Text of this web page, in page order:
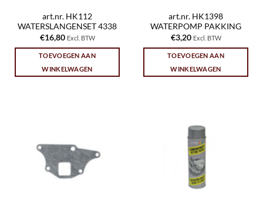
art.nr. HK112
WATERSLANGENSET 4338
€16,80 Excl. BTW
TOEVOEGEN AAN
WINKELWAGEN
art.nr. HK1398
WATERPOMP PAKKING
€3,20 Excl. BTW
TOEVOEGEN AAN
WINKELWAGEN